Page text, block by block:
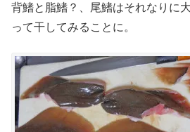
背鰭と脂鰭？、尾鰭はそれなりに
って干してみることに。